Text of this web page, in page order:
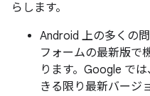
らします。
Android 上の多くの
フォームの最新版で
ります。Google で
きる限り最新バージ